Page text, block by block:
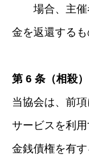
場合、主催
金を返還するも
第 6 条（相殺）
当協会は、前
サービスを利
金銭債権を有